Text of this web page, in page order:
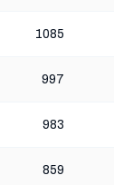
1085
997
983
859